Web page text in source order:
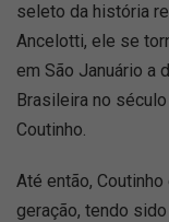
seleto da história
Ancelotti, ele se
em São Januário a
Brasileira no
Coutinho.
Até então,
geração, tendo